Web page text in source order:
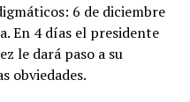
6 de diciembre
En 4 días el presidente
le dará paso a su
obviedades.